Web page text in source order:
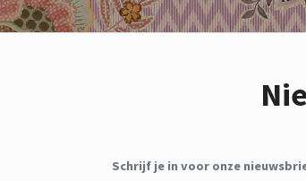
Schrijf je in voor onze